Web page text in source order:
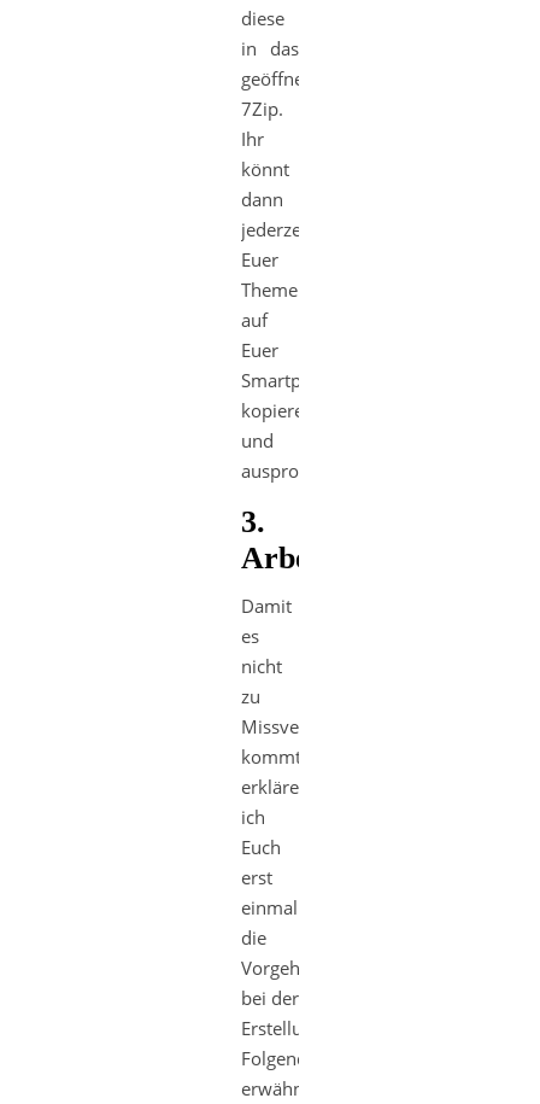
diese
in das
geöffnete
7Zip.
Ihr
könnt
dann
jederzeit
Euer
Theme
auf
Euer
Smartphone
kopieren
und
ausprobieren.
3.
Arbeitsweise
Damit
es
nicht
zu
Missverständnissen
kommt
erkläre
ich
Euch
erst
einmal
die
Vorgehensweise
bei der
Erstellung.
Folgendes
erwähne